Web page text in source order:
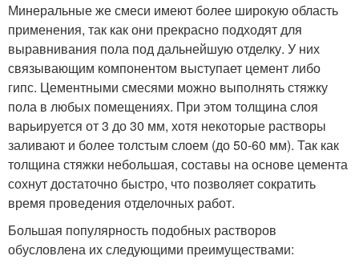
Минеральные же смеси имеют более широкую область
применения, так как они прекрасно подходят для
выравнивания пола под дальнейшую отделку. У них
связывающим компонентом выступает цемент либо
гипс. Цементными смесями можно выполнять стяжку
пола в любых помещениях. При этом толщина слоя
варьируется от 3 до 30 мм, хотя некоторые растворы
заливают и более толстым слоем (до 50-60 мм). Так как
толщина стяжки небольшая, составы на основе цемента
сохнут достаточно быстро, что позволяет сократить
время проведения отделочных работ.
Большая популярность подобных растворов
обусловлена их следующими преимуществами: